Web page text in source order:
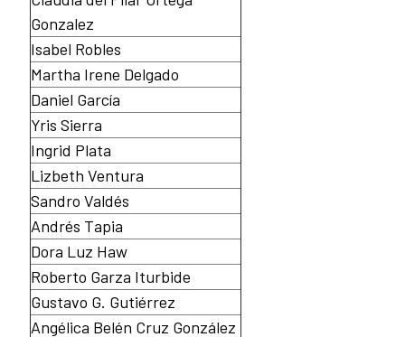
Gonzalez
Isabel Robles
Martha Irene Delgado
Daniel García
Yris Sierra
Ingrid Plata
Lizbeth Ventura
Sandro Valdés
Andrés Tapia
Dora Luz Haw
Roberto Garza Iturbide
Gustavo G. Gutiérrez
Angélica Belén Cruz González